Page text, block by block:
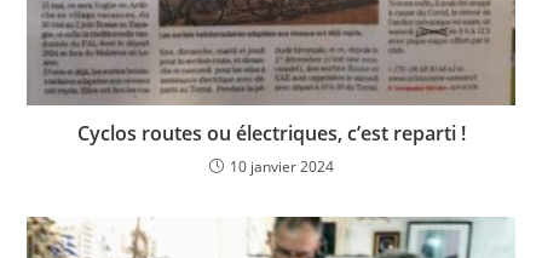
Cyclos routes ou électriques, c’est reparti !
10 janvier 2024